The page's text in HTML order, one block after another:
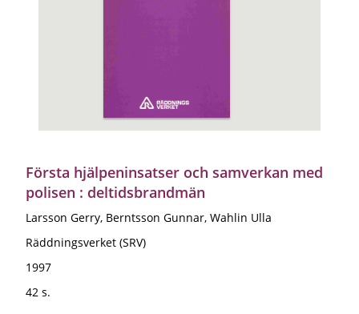
Första hjälpeninsatser och samverkan med
polisen : deltidsbrandmän
Larsson Gerry, Berntsson Gunnar, Wahlin Ulla
Räddningsverket (SRV)
1997
42 s.